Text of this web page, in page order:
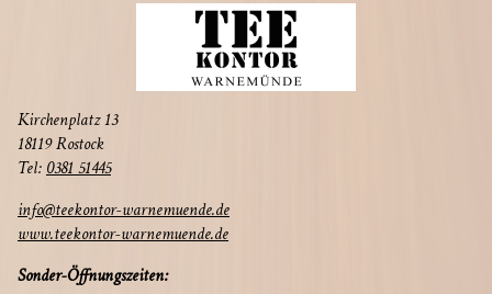
Kir­chen­platz 13
18119 Rostock
Tel: 0381 51445
info@teekontor-warnemuende.de
www.teekontor-warnemuende.de
Son­der-Öff­nungs­zei­ten: